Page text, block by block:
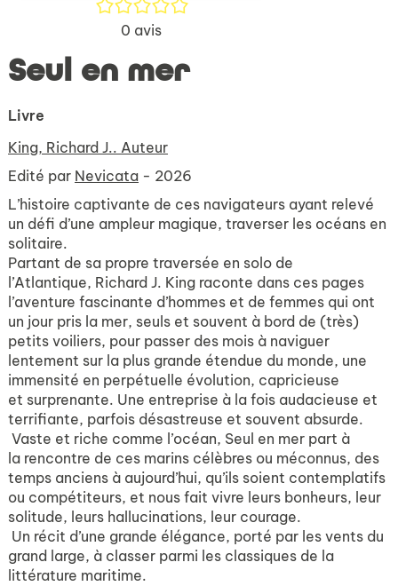
/5
0 avis
Seul en mer
Livre
King, Richard J.. Auteur
Edité par Nevicata - 2026
L’histoire captivante de ces navigateurs ayant relevé
un défi d’une ampleur magique, traverser les océans en
solitaire.
Partant de sa propre traversée en solo de
l’Atlantique, Richard J. King raconte dans ces pages
l’aventure fascinante d’hommes et de femmes qui ont
un jour pris la mer, seuls et souvent à bord de (très)
petits voiliers, pour passer des mois à naviguer
lentement sur la plus grande étendue du monde, une
immensité en perpétuelle évolution, capricieuse
et surprenante. Une entreprise à la fois audacieuse et
terrifiante, parfois désastreuse et souvent absurde.
Vaste et riche comme l’océan, Seul en mer part à
la rencontre de ces marins célèbres ou méconnus, des
temps anciens à aujourd’hui, qu’ils soient contemplatifs
ou compétiteurs, et nous fait vivre leurs bonheurs, leur
solitude, leurs hallucinations, leur courage.
Un récit d’une grande élégance, porté par les vents du
grand large, à classer parmi les classiques de la
littérature maritime.